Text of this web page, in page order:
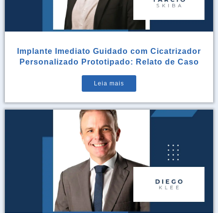
Implante Imediato Guidado com Cicatrizador
Personalizado Prototipado: Relato de Caso
Leia mais